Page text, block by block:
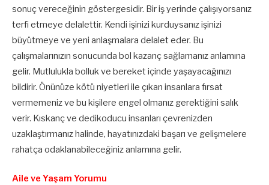
sonuç vereceğinin göstergesidir. Bir iş yerinde çalışıyorsanız
terfi etmeye delalettir. Kendi işinizi kurduysanız işinizi
büyütmeye ve yeni anlaşmalara delalet eder. Bu
çalışmalarınızın sonucunda bol kazanç sağlamanız anlamına
gelir. Mutlulukla bolluk ve bereket içinde yaşayacağınızı
bildirir. Önünüze kötü niyetleri ile çıkan insanlara fırsat
vermemeniz ve bu kişilere engel olmanız gerektiğini salık
verir. Kıskanç ve dedikoducu insanları çevrenizden
uzaklaştırmanız halinde, hayatınızdaki başarı ve gelişmelere
rahatça odaklanabileceğiniz anlamına gelir.
Aile ve Yaşam Yorumu